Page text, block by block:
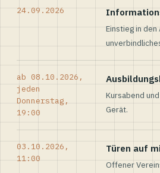
24.09.2026
Einstieg in
ab 08.10.2026,
jeden
Donnerstag,
19:00
Kursabend
Gerät.
03.10.2026,
11:00
Türen auf
Offener